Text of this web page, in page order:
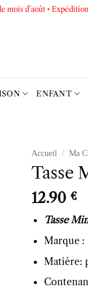
mois d’août •
ENFANT
Accueil / Ma
Tasse
12.90 €
Tasse
Marque :
Matière: